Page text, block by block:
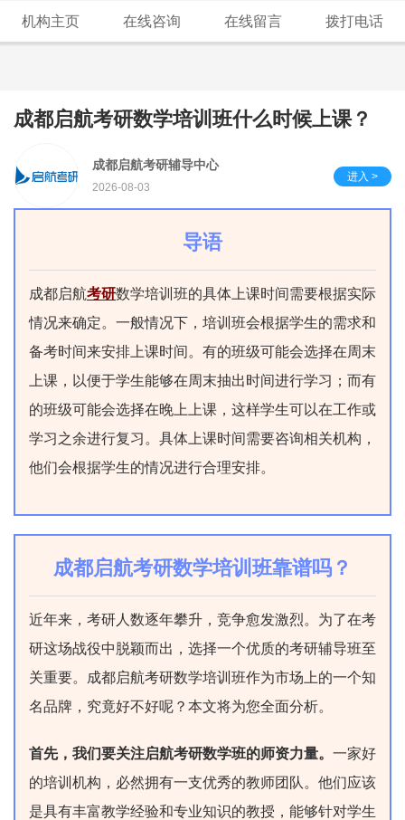
机构主页 在线咨询 在线留言 拨打电话
成都启航考研数学培训班什么时候上课？
成都启航考研辅导中心
2026-08-03
进入 >
导语
成都启航考研数学培训班的具体上课时间需要根据实际
情况来确定。一般情况下，培训班会根据学生的需求和
备考时间来安排上课时间。有的班级可能会选择在周末
上课，以便于学生能够在周末抽出时间进行学习；而有
的班级可能会选择在晚上上课，这样学生可以在工作或
学习之余进行复习。具体上课时间需要咨询相关机构，
他们会根据学生的情况进行合理安排。
成都启航考研数学培训班靠谱吗？
近年来，考研人数逐年攀升，竞争愈发激烈。为了在考
研这场战役中脱颖而出，选择一个优质的考研辅导班至
关重要。成都启航考研数学培训班作为市场上的一个知
名品牌，究竟好不好呢？本文将为您全面分析。
首先，我们要关注启航考研数学班的师资力量。 一家好
的培训机构，必然拥有一支优秀的教师团队。他们应该
是具有丰富教学经验和专业知识的教授，能够针对学生